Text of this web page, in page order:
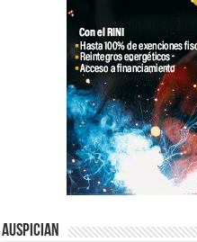
Auspician